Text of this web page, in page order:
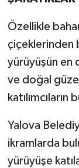
Özellikle
çiçeklerinden
yürüyüşün en
ve doğal
Yalova
ikramlarda
yürüyüşe